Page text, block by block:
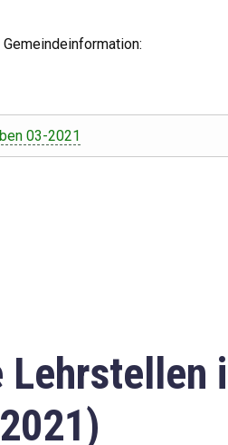
03-2021
Lehrstellen